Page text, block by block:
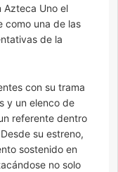
Uno el
como una de las
de la
con su trama
y un elenco de
referente dentro
su estreno,
sostenido en
no solo